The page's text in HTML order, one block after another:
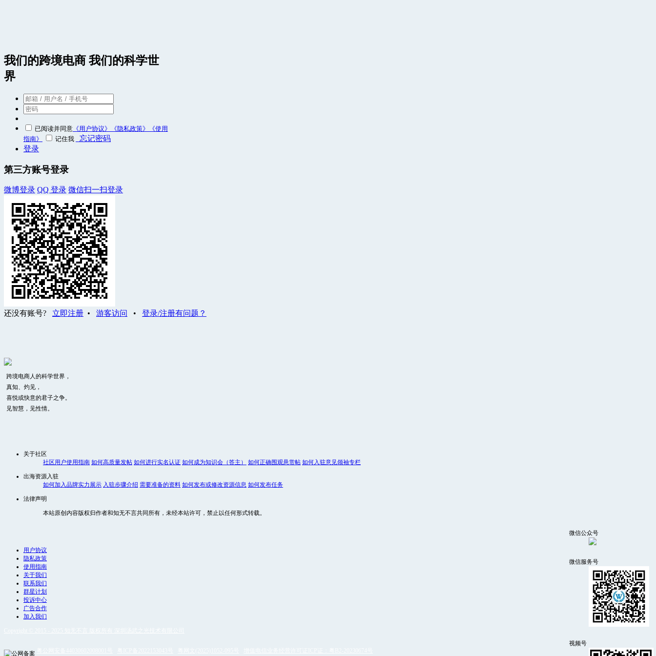
我们的跨境电商 我们的科学世
界
已阅读并同意 《用户协议》 《隐私政策》
《使用
指南》
记住我
忘记密码
登录
第三方账号登录
微博登录 QQ 登录 微信扫一扫登录
还没有账号? 立即注册 • 游客访问 • 登录/注册有问题？
跨境电商人的科学世界，
真知、灼见，
喜悦或快意的君子之争。
见智慧，见性情。
关于社区
社区用户使用指南 如何高质量发帖 如何进行实名认证 如何成为知识会（答主） 如何正确围观悬赏帖 如何入驻意见领袖专栏
出海资源入驻
如何加入品牌实力展示 入驻步骤介绍 需要准备的资料 如何发布或修改资源信息 如何发布任务
法律声明
本站原创内容版权归作者和知无不言共同所有，未经本站许可，禁止以任何形式转载。
微信公众号
微信服务号
视频号
用户协议
隐私政策
使用指南
关于我们
联系我们
群星计划
投诉中心
广告合作
加入我们